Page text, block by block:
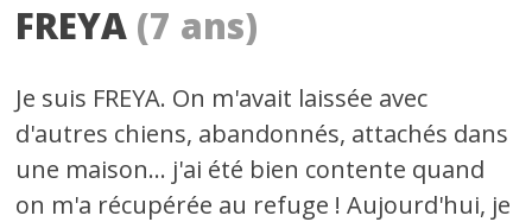
FREYA (7 ans)
Je suis FREYA. On m'avait laissée avec
d'autres chiens, abandonnés, attachés dans
une maison... j'ai été bien contente quand
on m'a récupérée au refuge ! Aujourd'hui, je